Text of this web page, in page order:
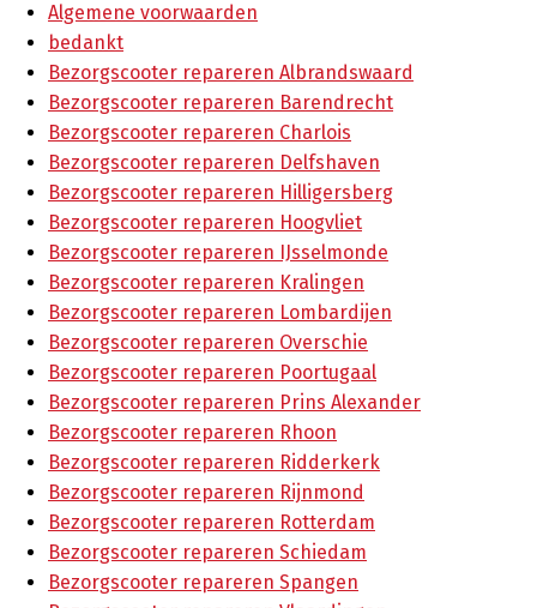
Algemene voorwaarden
bedankt
Bezorgscooter repareren Albrandswaard
Bezorgscooter repareren Barendrecht
Bezorgscooter repareren Charlois
Bezorgscooter repareren Delfshaven
Bezorgscooter repareren Hilligersberg
Bezorgscooter repareren Hoogvliet
Bezorgscooter repareren IJsselmonde
Bezorgscooter repareren Kralingen
Bezorgscooter repareren Lombardijen
Bezorgscooter repareren Overschie
Bezorgscooter repareren Poortugaal
Bezorgscooter repareren Prins Alexander
Bezorgscooter repareren Rhoon
Bezorgscooter repareren Ridderkerk
Bezorgscooter repareren Rijnmond
Bezorgscooter repareren Rotterdam
Bezorgscooter repareren Schiedam
Bezorgscooter repareren Spangen